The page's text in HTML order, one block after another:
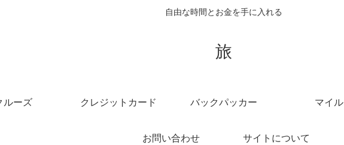
自由な時間とお金を手に入れる
旅
ルーズ クレジットカード バックパッカー マイル
お問い合わせ サイトについて